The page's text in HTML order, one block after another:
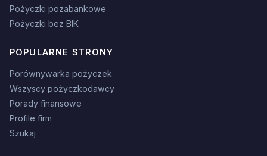
Pożyczki pozabankowe
Pożyczki bez BIK
POPULARNE STRONY
Porównywarka pożyczek
Wszyscy pożyczkodawcy
Porady finansowe
Profile firm
Szukaj